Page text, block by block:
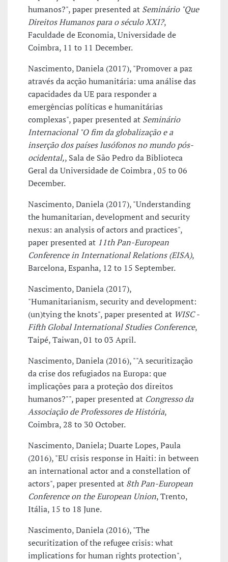
humanos?", paper presented at Seminário "Que
Direitos Humanos para o século XXI?,
Faculdade de Economia, Universidade de
Coimbra, 11 to 11 December.
Nascimento, Daniela (2017), "Promover a paz
através da acção humanitária: uma análise das
capacidades da UE para responder a
emergências políticas e humanitárias
complexas", paper presented at Seminário
Internacional "O fim da globalização e a
inserção dos países lusófonos no mundo pós-
ocidental,, Sala de São Pedro da Biblioteca
Geral da Universidade de Coimbra , 05 to 06
December.
Nascimento, Daniela (2017), "Understanding
the humanitarian, development and security
nexus: an analysis of actors and practices",
paper presented at 11th Pan-European
Conference in International Relations (EISA),
Barcelona, Espanha, 12 to 15 September.
Nascimento, Daniela (2017),
"Humanitarianism, security and development:
(un)tying the knots", paper presented at WISC -
Fifth Global International Studies Conference,
Taipé, Taiwan, 01 to 03 April.
Nascimento, Daniela (2016), ""A securitização
da crise dos refugiados na Europa: que
implicações para a proteção dos direitos
humanos?"", paper presented at Congresso da
Associação de Professores de História,
Coimbra, 28 to 30 October.
Nascimento, Daniela; Duarte Lopes, Paula
(2016), "EU crisis response in Haiti: in between
an international actor and a constellation of
actors", paper presented at 8th Pan-European
Conference on the European Union, Trento,
Itália, 15 to 18 June.
Nascimento, Daniela (2016), "The
securitization of the refugee crisis: what
implications for human rights protection",